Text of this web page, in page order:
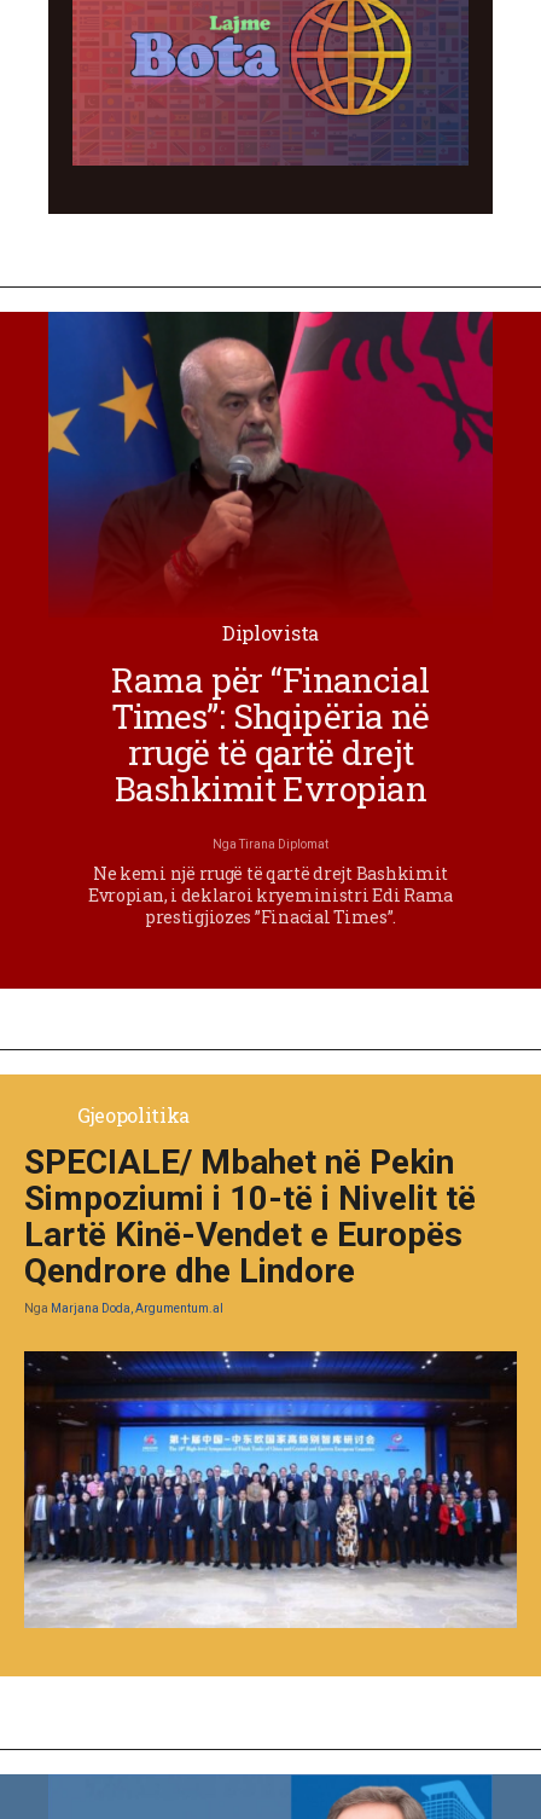
Diplovista
Rama për “Financial
Times”: Shqipëria në
rrugë të qartë drejt
Bashkimit Evropian
NgaTirana Diplomat
Ne kemi një rrugë të qartë drejt Bashkimit
Evropian, i deklaroi kryeministri Edi Rama
prestigjiozes ”Finacial Times”.
Gjeopolitika
SPECIALE/ Mbahet në Pekin
Simpoziumi i 10-të i Nivelit të
Lartë Kinë-Vendet e Europës
Qendrore dhe Lindore
Nga Marjana Doda, Argumentum.al